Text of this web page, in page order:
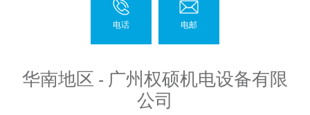
华南地区 - 广州权硕机电设备有限
公司